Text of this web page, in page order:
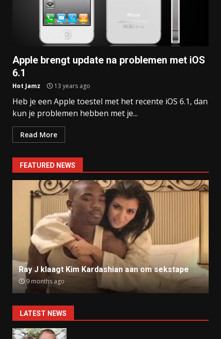
Apple brengt update na problemen met iOS
6.1
Hot Jamz 13 years ago
Heb je een Apple toestel met het recente iOS 6.1, dan
kun je problemen hebben met je...
Read More
FEATURED NEWS
Ray J klaagt Kim Kardashian aan om sekstape
9 months ago
LATEST NEWS